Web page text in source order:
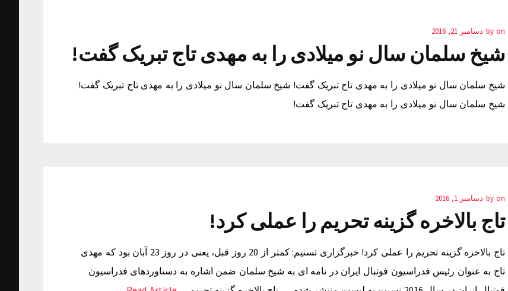
by on دسامبر 21, 2016
شیخ سلمان سال نو میلادی را به مهدی تاج تبریک گفت!
شیخ سلمان سال نو میلادی را به مهدی تاج تبریک گفت! شیخ سلمان سال نو میلادی را به مهدی تاج تبریک گفت!
شیخ سلمان سال نو میلادی را به مهدی تاج تبریک گفت!
by on دسامبر 1, 2016
تاج بالاخره گزینه تحریم را عملی کرد!
تاج بالاخره گزینه تحریم را عملی کرد! خبرگزاری تسنیم: کمتر از 20 روز قبل، یعنی در روز 23 آبان بود که مهدی
تاج به عنوان رئیس فدراسیون فوتبال ایران در نامه ای به شیخ سلمان ضمن اشاره به دستاوردهای فدراسیون